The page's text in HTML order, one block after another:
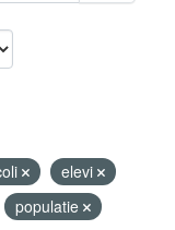
elevi
populatie